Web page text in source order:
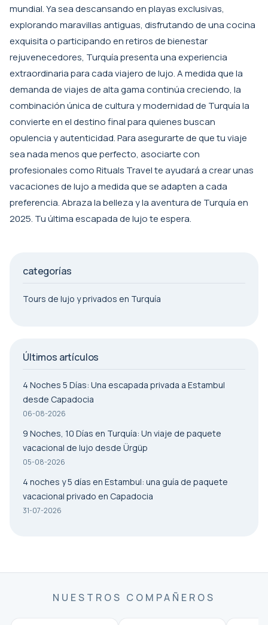
mundial. Ya sea descansando en playas exclusivas,
explorando maravillas antiguas, disfrutando de una cocina
exquisita o participando en retiros de bienestar
rejuvenecedores, Turquía presenta una experiencia
extraordinaria para cada viajero de lujo. A medida que la
demanda de viajes de alta gama continúa creciendo, la
combinación única de cultura y modernidad de Turquía la
convierte en el destino final para quienes buscan
opulencia y autenticidad. Para asegurarte de que tu viaje
sea nada menos que perfecto, asociarte con
profesionales comoRituals Travelte ayudará a crear unas
vacaciones de lujo a medida que se adapten a cada
preferencia. Abraza la belleza y la aventura de Turquía en
2025. Tu última escapada de lujo te espera.
categorías
Tours de lujo y privados en Turquía
Últimos artículos
4 Noches 5 Días: Una escapada privada a Estambul
desde Capadocia
06-08-2026
9 Noches, 10 Días en Turquía: Un viaje de paquete
vacacional de lujo desde Ürgüp
05-08-2026
4 noches y 5 días en Estambul: una guía de paquete
vacacional privado en Capadocia
31-07-2026
NUESTROS COMPAÑEROS